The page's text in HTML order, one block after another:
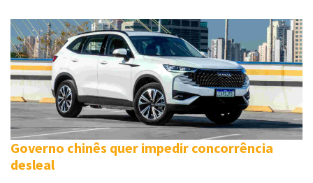
Governo chinês quer impedir concorrência
desleal